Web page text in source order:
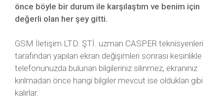
önce böyle bir durum ile karşılaştım ve benim için
değerli olan her şey gitti.
GSM İletişim LTD. ŞTİ. uzman CASPER teknisyenleri
tarafından yapılan ekran değişimleri sonrası kesinlikle
telefonunuzda bulunan bilgileriniz silinmez, ekranınız
kırılmadan önce hangi bilgiler mevcut ise oldukları gibi
kalırlar.